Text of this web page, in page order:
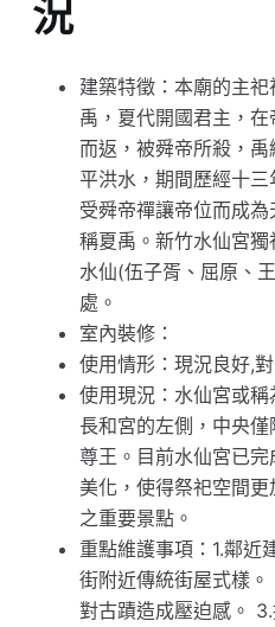
況
建築特徵：本廟的主
禹，夏代開國君主，
而返，被舜帝所殺，
平洪水，期間歷經十
受舜帝禪讓帝位而成
稱夏禹。新竹水仙宮
水仙(伍子胥、屈原、
處。
室內裝修：
使用情形：現況良好,
使用現況：水仙宮或
長和宮的左側，中央
尊王。目前水仙宮已
美化，使得祭祀空間
之重要景點。
重點維護事項：1.鄰近
街附近傳統街屋式樣
對古蹟造成壓迫感。